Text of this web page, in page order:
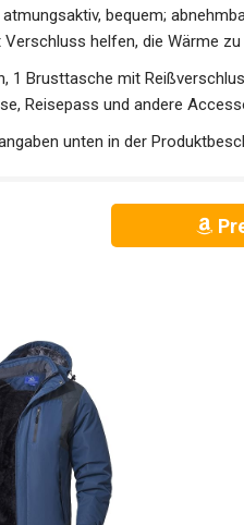
bequem;
helfen, die Wärme zu
1 Brusttasche mit
Reisepass und andere
unten in der